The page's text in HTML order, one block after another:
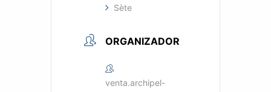
Sète
ORGANIZADOR
venta.archipel-